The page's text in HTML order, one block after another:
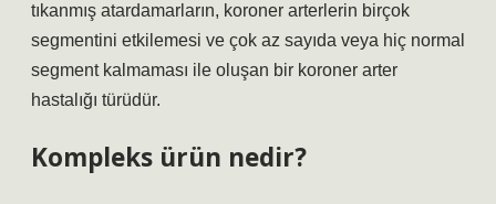
tıkanmış atardamarların, koroner arterlerin birçok
segmentini etkilemesi ve çok az sayıda veya hiç normal
segment kalmaması ile oluşan bir koroner arter
hastalığı türüdür.
Kompleks ürün nedir?